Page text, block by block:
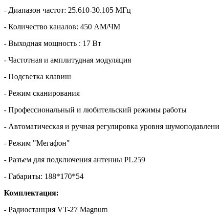
- Диапазон частот: 25.610-30.105 МГц
- Количество каналов: 450 АМ/ЧМ
- Выходная мощность : 17 Вт
- Частотная и амплитудная модуляция
- Подсветка клавиш
- Режим сканирования
- Профессиональный и любительский режимы работы
- Автоматическая и ручная регулировка уровня
- Режим "Мегафон"
- Разъем для подключения антенны PL259
- Габариты: 188*170*54
Комплектация:
- Радиостанция VT-27 Magnum